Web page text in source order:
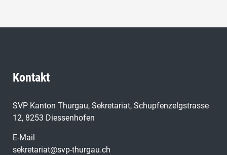
Kontakt
SVP Kanton Thurgau, Sekretariat, Schupfenzelgstrasse
12, 8253 Diessenhofen
E-Mail
sekretariat@svp-thurgau.ch